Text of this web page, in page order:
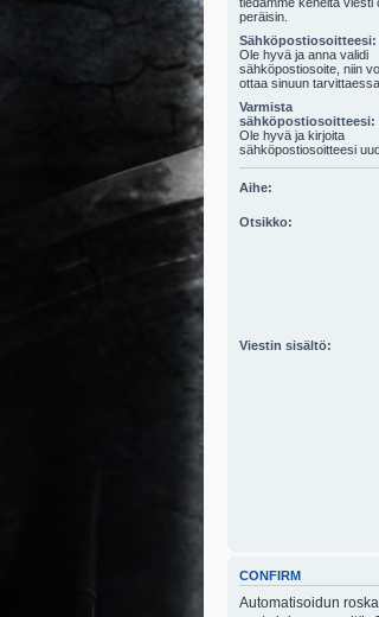
peräisin.
Sähköpostiosoitteesi:
Ole hyvä ja anna validi
sähköpostiosoite, niin
ottaa sinuun
Varmista
sähköpostiosoitteesi:
Ole hyvä ja kirjoita
sähköpostiosoitteesi
Aihe:
Otsikko:
Viestin sisältö:
CONFIRM
Automatisoidun